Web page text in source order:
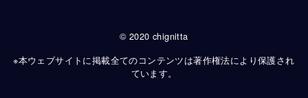
© 2020 chignitta
※本ウェブサイトに掲載全てのコンテンツは著作権法により保護され
ています。